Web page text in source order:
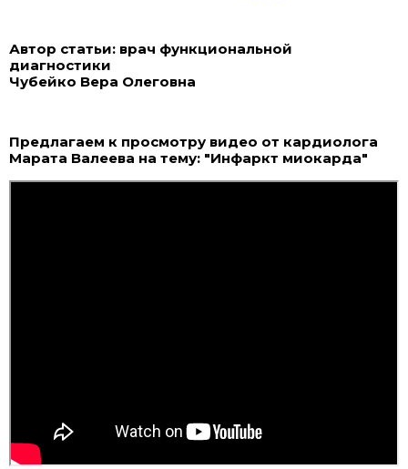
Автор статьи: врач функциональной
диагностики
Чубейко Вера Олеговна
Предлагаем к просмотру видео от кардиолога
Марата Валеева на тему: "Инфаркт миокарда"